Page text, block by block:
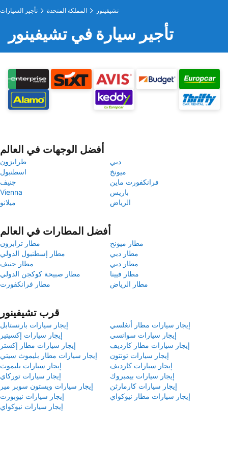
تأجير السيارات المملكة المتحدة تشيفينور
تأجير سيارة في تشيفينور
أفضل الوجهات في العالم
طرابزون
دبي
اسطنبول
ميونخ
جنيف
فرانكفورت ماين
Vienna
باريس
ميلانو
الرياض
أفضل المطارات في العالم
مطار ترابزون
مطار ميونخ
مطار إسطنبول الدولي
مطار دبي
مطار جنيف
مطار دبي
مطار صبيحة كوكجن الدولي
مطار فيينا
مطار فرانكفورت
مطار الرياض
قرب تشيفينور
إيجار سيارات بارنستابل
إيجار سيارات مطار أنغلسي
إيجار سيارات إكسيتير
إيجار سيارات سوانسي
إيجار سيارات مطار إكستر
إيجار سيارات مطار كارديف
إيجار سيارات مطار بليموث سيتي
إيجار سيارات تونتون
إيجار سيارات بليموث
إيجار سيارات كارديف
إيجار سيارات توركاي
إيجار سيارات بيمبروك
إيجار سيارات ويستون سوبر مير
إيجار سيارات كارمارثن
إيجار سيارات نيوبورت
إيجار سيارات مطار نيوكواي
إيجار سيارات نيوكواي